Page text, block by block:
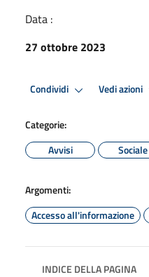
Data :
27 ottobre 2023
Condividi Vedi azioni
Categorie:
Avvisi
Sociale
Argomenti:
Accesso all'informazione
INDICE DELLA PAGINA